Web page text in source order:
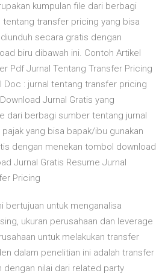
kumpulan file dari berbagi
tentang transfer pricing yang bisa
secara gratis dengan
biru dibawah ini. Contoh Artikel
Pdf Jurnal Tentang Transfer Pricing
Doc : jurnal tentang transfer pricing
Jurnal Gratis yang
dari berbagi sumber tentang jurnal
yang bisa bapak/ibu gunakan
dengan menekan tombol download
Jurnal Gratis Resume Jurnal
Pricing
bertujuan untuk menganalisa
ukuran perusahaan dan leverage
untuk melakukan transfer
dalam penelitian ini adalah transfer
dengan nilai dari related party